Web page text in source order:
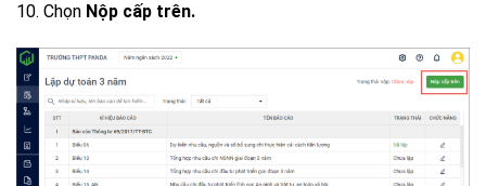
10. Chọn Nộp cấp trên.